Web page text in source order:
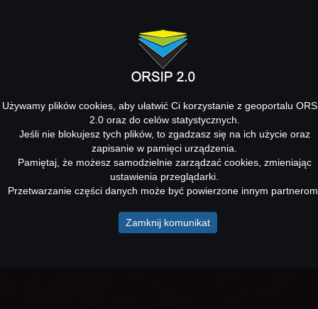
Używamy plików cookies, aby ułatwić Ci korzystanie z geoportalu
2.0 oraz do celów statystycznych.
Jeśli nie blokujesz tych plików, to zgadzasz się na ich użycie oraz
zapisanie w pamięci urządzenia.
Pamiętaj, że możesz samodzielnie zarządzać cookies, zmieniając
ustawienia przeglądarki.
Przetwarzanie części danych może być powierzone innym
Zamknij komunikat